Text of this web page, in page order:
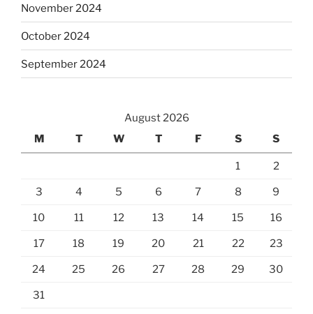
November 2024
October 2024
September 2024
August 2026
M
T W T F S S
1 2
3 4 5 6 7 8 9
10 11 12 13 14 15 16
17 18 19 20 21 22 23
24 25 26 27 28 29 30
31